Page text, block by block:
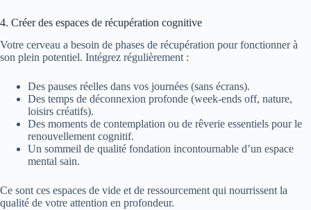
4. Créer des espaces de récupération cognitive
Votre cerveau a besoin de phases de récupération pour fonctionner à
son plein potentiel. Intégrez régulièrement :
Des pauses réelles dans vos journées (sans écrans).
Des temps de déconnexion profonde (week-ends off, nature,
loisirs créatifs).
Des moments de contemplation ou de rêverie essentiels pour le
renouvellement cognitif.
Un sommeil de qualité fondation incontournable d’un espace
mental sain.
Ce sont ces espaces de vide et de ressourcement qui nourrissent la
qualité de votre attention en profondeur.